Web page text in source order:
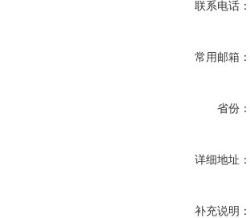
联系电话：
常用邮箱：
省份：
详细地址：
补充说明：